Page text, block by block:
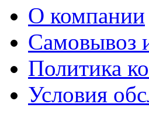
О компании
Самовывоз
Политика
Условия